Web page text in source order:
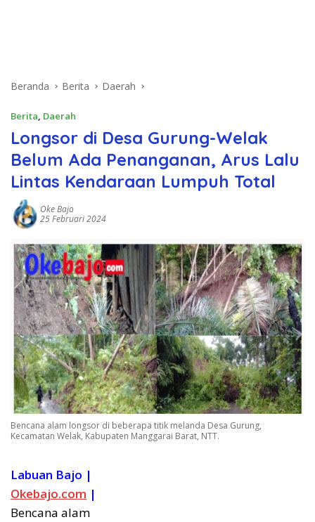
Beranda Berita Daerah
Berita, Daerah
Longsor di Desa Gurung-Welak
Belum Ada Penanganan, Arus Lalu
Lintas Kendaraan Lumpuh Total
Oke Bajo
25 Februari 2024
Bencana alam longsor di beberapa titik melanda Desa Gurung,
Kecamatan Welak, Kabupaten Manggarai Barat, NTT.
Labuan Bajo |
Okebajo.com |
Bencana alam